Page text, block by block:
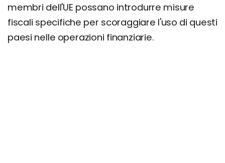
membri dell'UE possano introdurre misure
fiscali specifiche per scoraggiare l'uso di questi
paesi nelle operazioni finanziarie.